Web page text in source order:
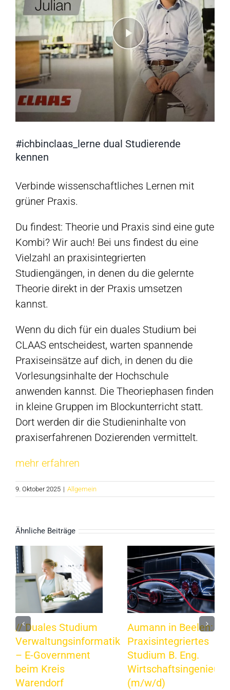
#ichbinclaas_lerne dual Studierende
kennen
Verbinde wissenschaftliches Lernen mit
grüner Praxis.
Du findest: Theorie und Praxis sind eine gute
Kombi? Wir auch! Bei uns findest du eine
Vielzahl an praxisintegrierten
Studiengängen, in denen du die gelernte
Theorie direkt in der Praxis umsetzen
kannst.
Wenn du dich für ein duales Studium bei
CLAAS entscheidest, warten spannende
Praxiseinsätze auf dich, in denen du die
Vorlesungsinhalte der Hochschule
anwenden kannst. Die Theoriephasen finden
in kleine Gruppen im Blockunterricht statt.
Dort werden dir die Studieninhalte von
praxiserfahrenen Dozierenden vermittelt.
mehr erfahren
9. Oktober 2025 | Allgemein
Ähnliche Beiträge
// Duales Studium
Verwaltungsinformatik
– E-Government
beim Kreis
Warendorf
Aumann in Beelen:
Praxisintegriertes
Studium B. Eng.
(m/w/d)